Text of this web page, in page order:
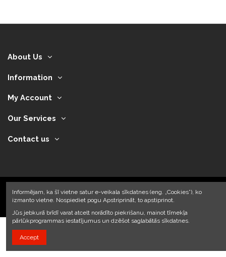
About Us
Information
My Account
Our Services
Contact us
2024 © Armando Auto SIA
Informējam, ka šī vietne satur e-veikala sīkdatnes (eng. „Cookies”), ko
izmanto vietne. Nospiediet pogu Apstriprināt, to apstiprinot.
Jūs jebkurā brīdī varat atcelt norādīto piekrišanu, mainot tīmekļa
pārlūkprogrammas iestatījumus un dzēšot saglabātās sīkdatnes.
Accept